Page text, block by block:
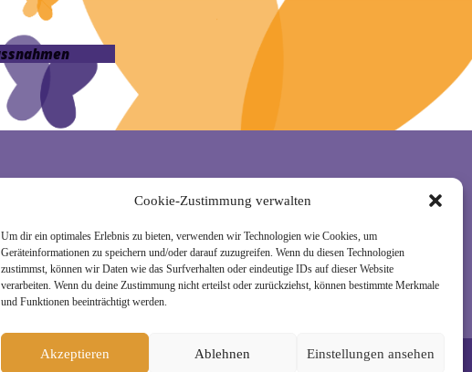
Cookie-Zustimmung verwalten
Um dir ein optimales Erlebnis zu bieten, verwenden wir Technologien wie Cookies, um
Geräteinformationen zu speichern und/oder darauf zuzugreifen. Wenn du diesen Technologien
zustimmst, können wir Daten wie das Surfverhalten oder eindeutige IDs auf dieser Website
verarbeiten. Wenn du deine Zustimmung nicht erteilst oder zurückziehst, können bestimmte Merkmale
und Funktionen beeinträchtigt werden.
Akzeptieren Ablehnen Einstellungen ansehen
jederzeit wieder abmelden. Alle Details zur Nutzung